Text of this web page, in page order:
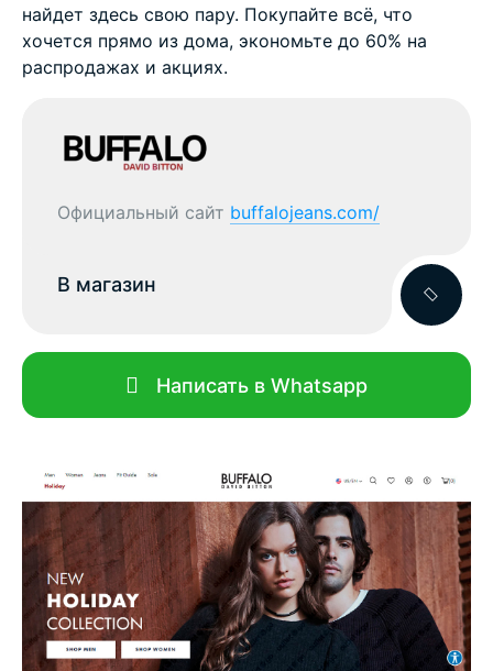
найдет здесь свою пару. Покупайте всё, что
хочется прямо из дома, экономьте до 60% на
распродажах и акциях.
Официальный сайт buffalojeans.com/
В магазин
Написать в Whatsapp